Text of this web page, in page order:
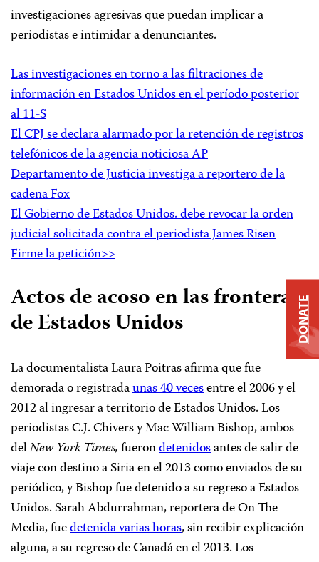
investigaciones agresivas que puedan implicar a
periodistas e intimidar a denunciantes.
Las investigaciones en torno a las filtraciones de
información en Estados Unidos en el período posterior
al 11-S
El CPJ se declara alarmado por la retención de registros
telefónicos de la agencia noticiosa AP
Departamento de Justicia investiga a reportero de la
cadena Fox
El Gobierno de Estados Unidos. debe revocar la orden
judicial solicitada contra el periodista James Risen
Firme la petición>>
Actos de acoso en las fronteras
de Estados Unidos
La documentalista Laura Poitras afirma que fue
demorada o registradaunas 40 vecesentre el 2006 y el
2012 al ingresar a territorio de Estados Unidos. Los
periodistas C.J. Chivers y Mac William Bishop, ambos
delNew York Times,fuerondetenidosantes de salir de
viaje con destino a Siria en el 2013 como enviados de su
periódico, y Bishop fue detenido a su regreso a Estados
Unidos. Sarah Abdurrahman, reportera de On The
Media, fuedetenida varias horas, sin recibir explicación
alguna, a su regreso de Canadá en el 2013. Los
DONATE